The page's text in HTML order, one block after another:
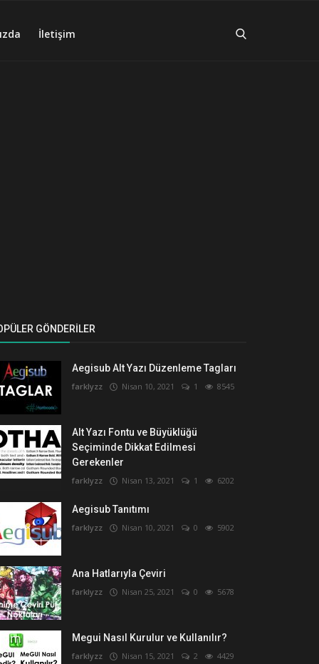
İletişim
GÖNDERILER
Aegisub Alt Yazı Düzenleme Tagları
farklyzz Nisan 10, 2021 1 8545
Alt Yazı Fontu ve Büyüklüğü
Seçiminde Dikkat Edilmesi
Gerekenler
farklyzz Nisan 13, 2021 1 6202
Aegisub Tanıtımı
farklyzz Nisan 10, 2021 0 5902
Ana Hatlarıyla Çeviri
farklyzz Nisan 25, 2021 0 5678
Megui Nasıl Kurulur ve Kullanılır?
farklyzz Nisan 15, 2021 2 4429